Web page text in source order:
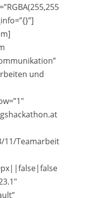
und
11/Teamarbeit